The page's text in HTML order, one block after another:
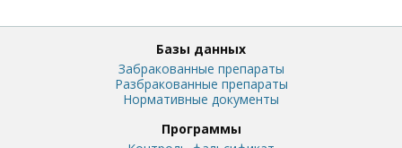
Базы данных
Забракованные препараты
Разбракованные препараты
Нормативные документы
Программы